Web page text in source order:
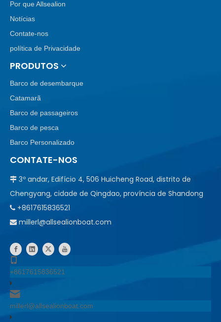
Por que Allsealion
Notícias
Contate-nos
política de Privacidade
PRODUTOS
Barco de desembarque
Catamarã
Barco de passageiros
Barco de pesca
Barco Personalizado
CONTATE-NOS
 3º andar, Edifício 4, 506 Huicheng Road, distrito de
Chengyang, cidade de Qingdao, província de Shandong
 +8617615836521
 millerl@allsealionboat.com
+8617615836521
millerl@allsealionboat.com